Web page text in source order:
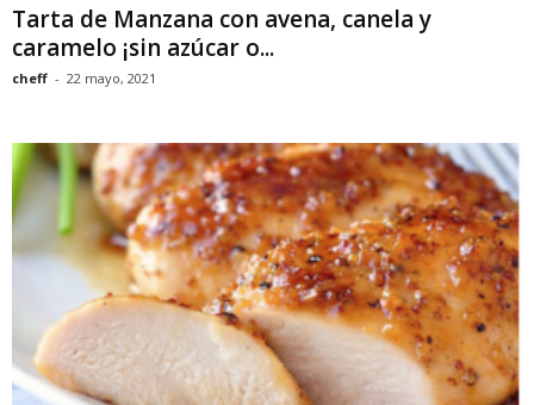
Tarta de Manzana con avena, canela y
caramelo ¡sin azúcar o...
cheff - 22 mayo, 2021